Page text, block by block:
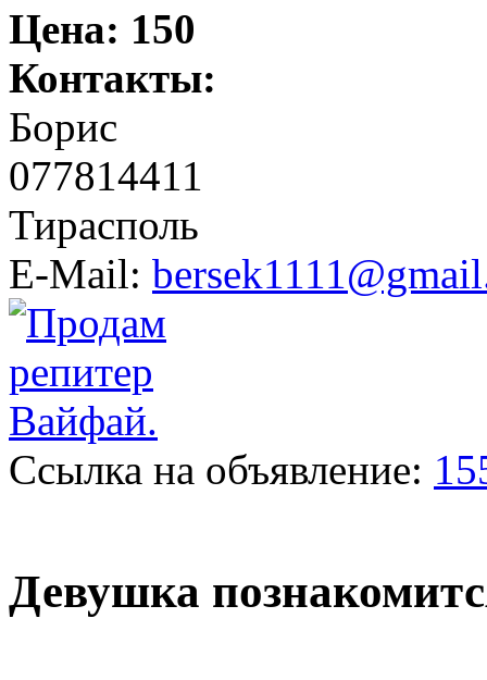
Цена: 150
Контакты:
Борис
077814411
Тирасполь
E-Mail:
Ссылка на объявление:
Девушка